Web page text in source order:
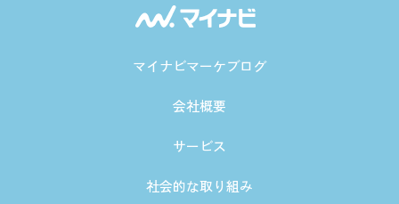
マイナビマーケブログ
会社概要
サービス
社会的な取り組み